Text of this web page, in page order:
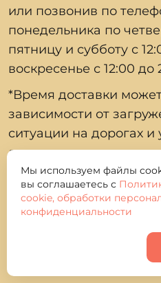
или позвонив по
понедельника по
пятницу и субботу с
воскресенье с 12:00 до
*Время доставки
зависимости от
ситуации на дорогах и
доставки,
уточняйте у оператора.
О
Контакты и
Мы используем файлы
вы соглашаетесь с
cookie, обработки
конфиденциальности